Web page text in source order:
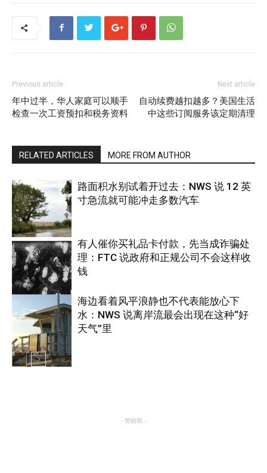
Previous article
年中过半，华人家庭可以顺手
检查一次工资预扣和税务资料
Next article
自动续费越扣越多？美国生活
中这些订阅服务该定期清理
RELATED ARTICLES MORE FROM AUTHOR
热点
路面积水别试着开过去：NWS 说 12 英
寸急流就可能冲走多数汽车
美国
有人催你买礼品卡付款，先当成诈骗处
理：FTC 说政府和正规公司不会这样收
钱
海边看着风平浪静也不代表能放心下
水：NWS 说离岸流最会出现在这种“好
天气”里
- 赞助商 -